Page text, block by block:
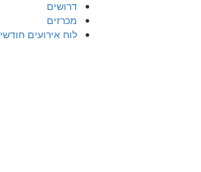
דרושים
מכרזים
לוח אירועים חודשי